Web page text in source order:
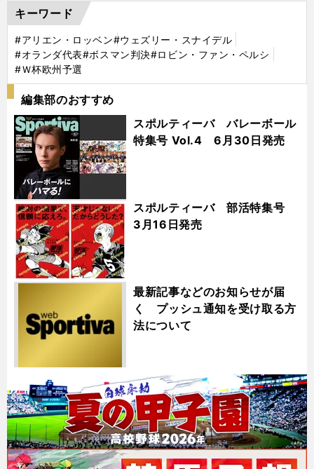
キーワード
#アリエン・ロッベン#ウェズリー・スナイデル
#オランダ代表#ボスマン判決#ロビン・ファン・ペルシ
#Ｗ杯欧州予選
編集部のおすすめ
スポルティーバ バレーボール
特集号 Vol.4 6月30日発売
スポルティーバ 部活特集号
3月16日発売
最新記事などのお知らせが届
く プッシュ通知を受け取る方
法について